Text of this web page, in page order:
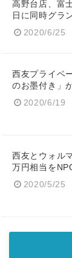
高野台店、富
日に同時グラ
2020/6/25
西友プライベ
のお墨付き」
2020/6/19
西友とウォル
万円相当を
2020/5/25